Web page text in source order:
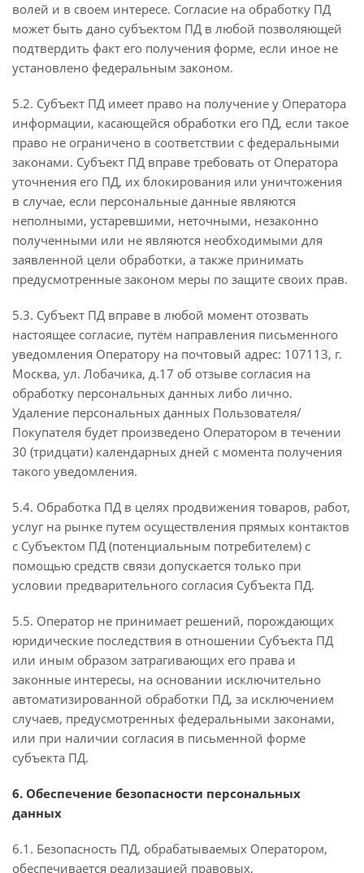
волей и в своем интересе. Согласие на обработку ПД
может быть дано субъектом ПД в любой позволяющей
подтвердить факт его получения форме, если иное не
установлено федеральным законом.
5.2. Субъект ПД имеет право на получение у Оператора
информации, касающейся обработки его ПД, если такое
право не ограничено в соответствии с федеральными
законами. Субъект ПД вправе требовать от Оператора
уточнения его ПД, их блокирования или уничтожения
в случае, если персональные данные являются
неполными, устаревшими, неточными, незаконно
полученными или не являются необходимыми для
заявленной цели обработки, а также принимать
предусмотренные законом меры по защите своих прав.
5.3. Субъект ПД вправе в любой момент отозвать
настоящее согласие, путём направления письменного
уведомления Оператору на почтовый адрес: 107113, г.
Москва, ул. Лобачика, д.17 об отзыве согласия на
обработку персональных данных либо лично.
Удаление персональных данных Пользователя/
Покупателя будет произведено Оператором в течении
30 (тридцати) календарных дней с момента получения
такого уведомления.
5.4. Обработка ПД в целях продвижения товаров, работ,
услуг на рынке путем осуществления прямых контактов
с Субъектом ПД (потенциальным потребителем) с
помощью средств связи допускается только при
условии предварительного согласия Субъекта ПД.
5.5. Оператор не принимает решений, порождающих
юридические последствия в отношении Субъекта ПД
или иным образом затрагивающих его права и
законные интересы, на основании исключительно
автоматизированной обработки ПД, за исключением
случаев, предусмотренных федеральными законами,
или при наличии согласия в письменной форме
субъекта ПД.
6. Обеспечение безопасности персональных
данных
6.1. Безопасность ПД, обрабатываемых Оператором,
обеспечивается реализацией правовых,